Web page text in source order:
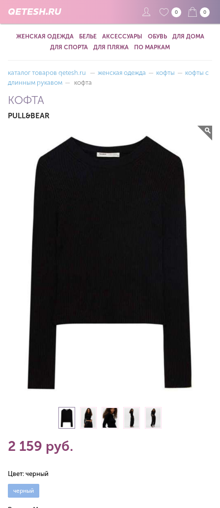
QETESH.RU 0 0
ЖЕНСКАЯ ОДЕЖДА БЕЛЬЕ АКСЕССУАРЫ ОБУВЬ
ДЛЯ ДОМА
ДЛЯ СПОРТА
ДЛЯ ПЛЯЖА ПО МАРКАМ
каталог товаров qetesh.ru — женская одежда — кофты — кофты с
длинным рукавом — кофта
КОФТА
PULL&BEAR
2 159 руб.
Цвет: черный
черный